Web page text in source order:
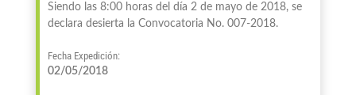
Siendo las 8:00 horas del día 2 de mayo de 2018, se
declara desierta la Convocatoria No. 007-2018.
Fecha Expedición:
02/05/2018